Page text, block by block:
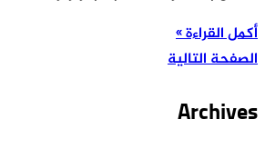
أكمل القراءة »
الصفحة التالية
Archives